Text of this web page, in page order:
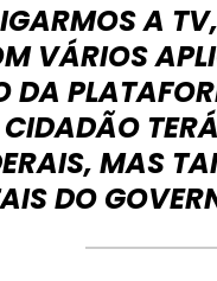
A
VÁRIOS
DA
MAS
DO